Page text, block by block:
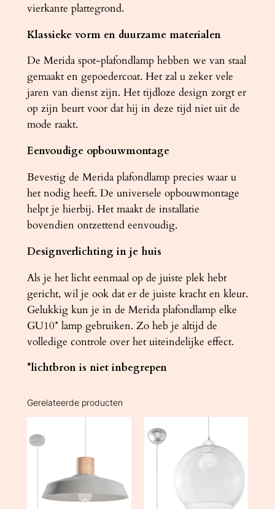
vierkante plattegrond.
Klassieke vorm en duurzame materialen
De Merida spot-plafondlamp hebben we van staal
gemaakt en gepoedercoat. Het zal u zeker vele
jaren van dienst zijn. Het tijdloze design zorgt er
op zijn beurt voor dat hij in deze tijd niet uit de
mode raakt.
Eenvoudige opbouwmontage
Bevestig de Merida plafondlamp precies waar u
het nodig heeft. De universele opbouwmontage
helpt je hierbij. Het maakt de installatie
bovendien ontzettend eenvoudig.
Designverlichting in je huis
Als je het licht eenmaal op de juiste plek hebt
gericht, wil je ook dat er de juiste kracht en kleur.
Gelukkig kun je in de Merida plafondlamp elke
GU10* lamp gebruiken. Zo heb je altijd de
volledige controle over het uiteindelijke effect.
*lichtbron is niet inbegrepen
Gerelateerde producten